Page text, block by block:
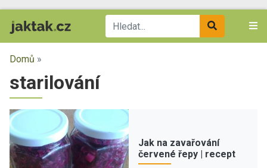
Domů »
starilování
Jak na zavařování
červené řepy | recept